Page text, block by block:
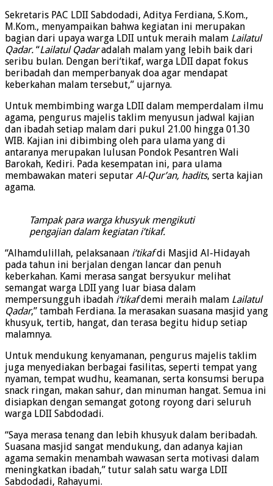
Sekretaris PAC LDII Sabdodadi, Aditya Ferdiana, S.Kom.,
M.Kom., menyampaikan bahwa kegiatan ini merupakan
bagian dari upaya warga LDII untuk meraih malam Lailatul
Qadar. “Lailatul Qadaradalah malam yang lebih baik dari
seribu bulan. Dengan beri‘tikaf, warga LDII dapat fokus
beribadah dan memperbanyak doa agar mendapat
keberkahan malam tersebut,” ujarnya.
Untuk membimbing warga LDII dalam memperdalam ilmu
agama, pengurus majelis taklim menyusun jadwal kajian
dan ibadah setiap malam dari pukul 21.00 hingga 01.30
WIB. Kajian ini dibimbing oleh para ulama yang di
antaranya merupakan lulusan Pondok Pesantren Wali
Barokah, Kediri. Pada kesempatan ini, para ulama
membawakan materi seputar Al-Qur’an, hadits, serta kajian
agama.
Tampak para warga khusyuk mengikuti
pengajian dalam kegiatan i’tikaf.
“Alhamdulillah, pelaksanaan i‘tikafdi Masjid Al-Hidayah
pada tahun ini berjalan dengan lancar dan penuh
keberkahan. Kami merasa sangat bersyukur melihat
semangat warga LDII yang luar biasa dalam
mempersungguh ibadah i‘tikafdemi meraih malam Lailatul
Qadar,” tambah Ferdiana. Ia merasakan suasana masjid yang
khusyuk, tertib, hangat, dan terasa begitu hidup setiap
malamnya.
Untuk mendukung kenyamanan, pengurus majelis taklim
juga menyediakan berbagai fasilitas, seperti tempat yang
nyaman, tempat wudhu, keamanan, serta konsumsi berupa
snack ringan, makan sahur, dan minuman hangat. Semua ini
disiapkan dengan semangat gotong royong dari seluruh
warga LDII Sabdodadi.
“Saya merasa tenang dan lebih khusyuk dalam beribadah.
Suasana masjid sangat mendukung, dan adanya kajian
agama semakin menambah wawasan serta motivasi dalam
meningkatkan ibadah,” tutur salah satu warga LDII
Sabdodadi, Rahayumi.